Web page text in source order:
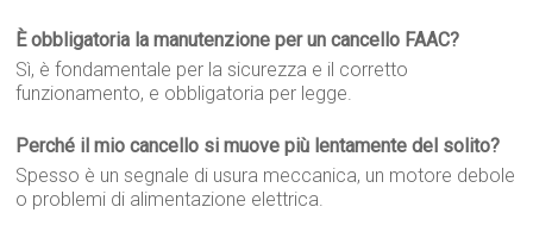
È obbligatoria la manutenzione per un cancello FAAC?
Sì, è fondamentale per la sicurezza e il corretto
funzionamento, e obbligatoria per legge.
Perché il mio cancello si muove più lentamente del solito?
Spesso è un segnale di usura meccanica, un motore debole
o problemi di alimentazione elettrica.